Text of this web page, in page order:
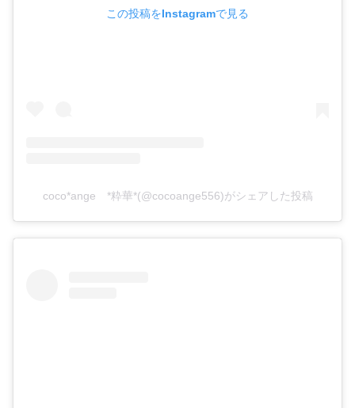
この投稿をInstagramで見る
coco*ange *粋華*(@cocoange556)がシェアした投稿